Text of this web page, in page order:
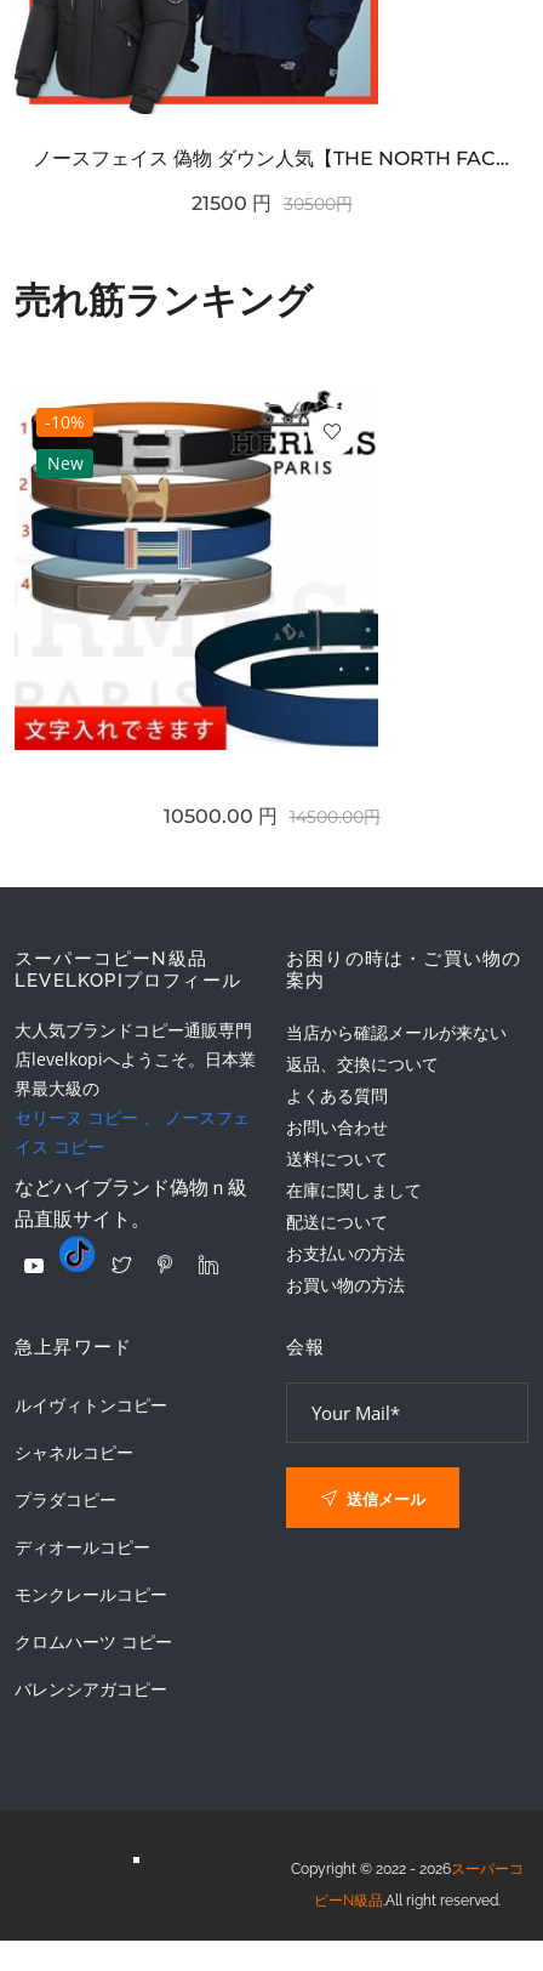
ノースフェイス 偽物 ダウン人気【THE NORTH FACE】M'S 7 SUMMIT HIM...
21500 円 30500円
売れ筋ランキング
-10%
New
10500.00 円 14500.00円
スーパーコピーN級品
LEVELKOPIプロフィール
大人気ブランドコピー通販専門
店levelkopiへようこそ。日本業
界最大級の
セリーヌ コピー 、
ノースフェ
イス コピー
などハイブランド偽物ｎ級
品直販サイト。
お困りの時は・ご買い物の
案内
当店から確認メールが来ない
返品、交換について
よくある質問
お問い合わせ
送料について
在庫に関しまして
配送について
お支払いの方法
お買い物の方法
急上昇ワード
ルイヴィトンコピー
シャネルコピー
プラダコピー
ディオールコピー
モンクレールコピー
クロムハーツ コピー
バレンシアガコピー
会報
送信メール
Copyright © 2022 - 2026スーパーコ
ピーN級品.All right reserved.